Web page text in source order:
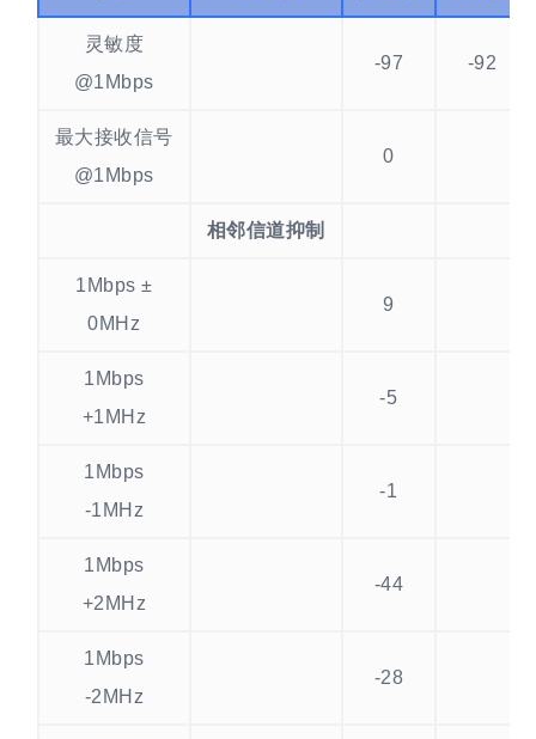
灵敏度
@1Mbps
-97 -92
最大接收信号
@1Mbps
0
相邻信道抑制
1Mbps ±
0MHz
9
1Mbps
+1MHz
-5
1Mbps
-1MHz
-1
1Mbps
+2MHz
-44
1Mbps
-2MHz
-28